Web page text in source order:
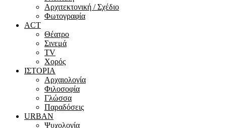
Αρχιτεκτονική / Σχέδιο
Φωτογραφία
ACT
Θέατρο
Σινεμά
ΤV
Χορός
ΙΣΤΟΡΙΑ
Αρχαιολογία
Φιλοσοφία
Γλώσσα
Παραδόσεις
URBAN
Ψυχολογία